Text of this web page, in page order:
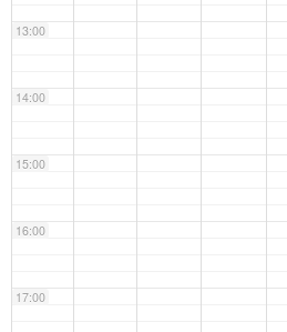
13:00
14:00
15:00
16:00
17:00